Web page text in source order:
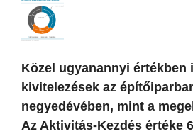
Közel ugyanannyi értékben
kivitelezések az
negyedévében, mint a
Az Aktivitás-Kezdés értéke